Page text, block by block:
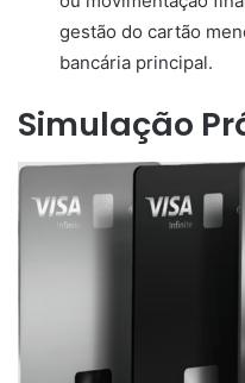
gestão do cartão
bancária principal.
Simulação